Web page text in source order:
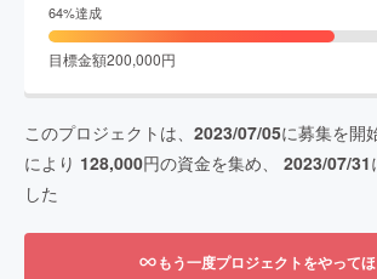
64%達成
目標金額200,000円
このプロジェクトは、 2023/07/05に募集を開
により 128,000円の資金を集め、 2023/07/31
した
もう一度プロジェクトをやって